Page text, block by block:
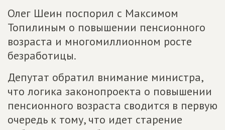
Олег Шеин поспорил с Максимом
Топилиным о повышении пенсионного
возраста и многомиллионном росте
безработицы.
Депутат обратил внимание министра,
что логика законопроекта о повышении
пенсионного возраста сводится в первую
очередь к тому, что идет старение